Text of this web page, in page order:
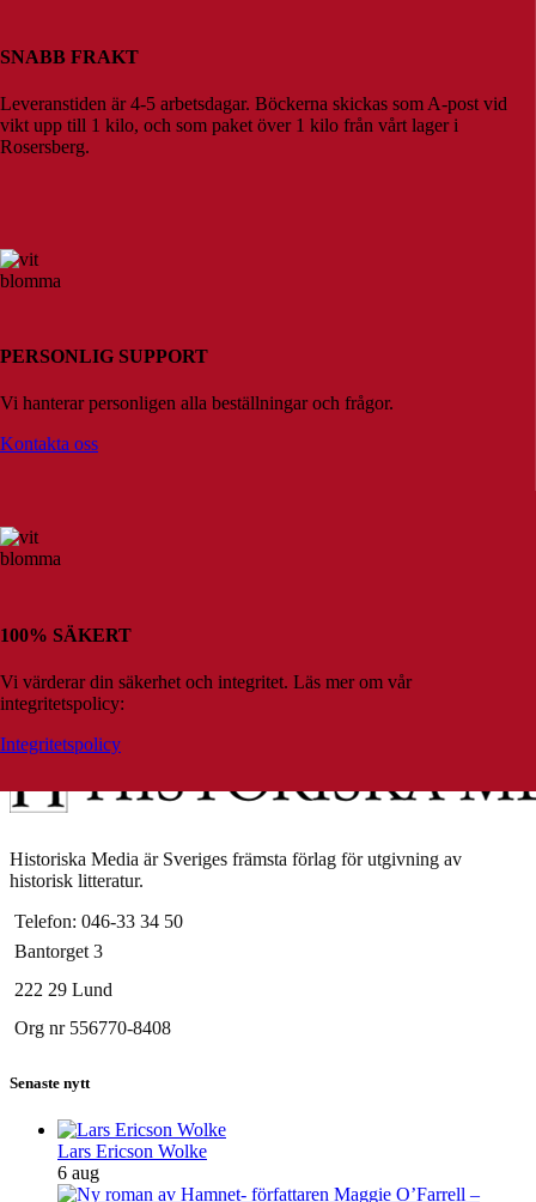
SNABB FRAKT
Leveranstiden är 4-5 arbetsdagar. Böckerna skickas som A-post vid
vikt upp till 1 kilo, och som paket över 1 kilo från vårt lager i
Rosersberg.
PERSONLIG SUPPORT
Vi hanterar personligen alla beställningar och frågor.
Kontakta oss
100% SÄKERT
Vi värderar din säkerhet och integritet. Läs mer om vår
integritetspolicy:
Integritetspolicy
Historiska Media är Sveriges främsta förlag för utgivning av
historisk litteratur.
Telefon: 046-33 34 50
Bantorget 3
222 29 Lund
Org nr 556770-8408
Senaste nytt
Lars Ericson Wolke
6 aug